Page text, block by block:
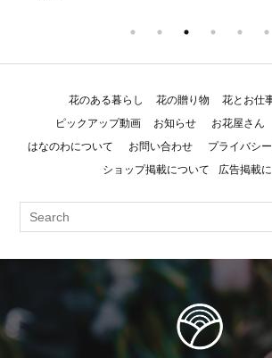
花のある暮らし 花の贈り物 花とお仕
ピックアップ動画
お知らせ お花屋さん
はなのわについて
お問い合わせ プライバシ
ショップ掲載について
広告掲載